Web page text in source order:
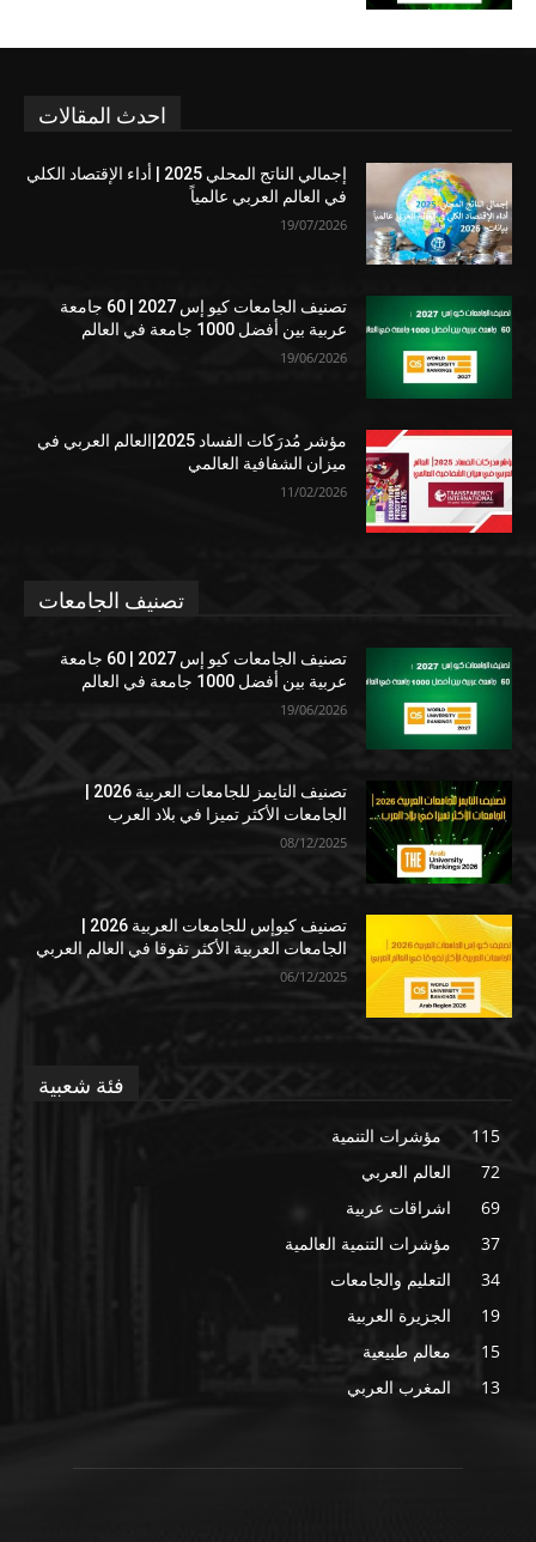
احدث المقالات
إجمالي الناتج المحلي 2025 | أداء الإقتصاد الكلي
في العالم العربي عالمياً
19/07/2026
تصنيف الجامعات كيو إس 2027 | 60 جامعة
عربية بين أفضل 1000 جامعة في العالم
19/06/2026
مؤشر مُدرَكات الفساد 2025|العالم العربي في
ميزان الشفافية العالمي
11/02/2026
تصنيف الجامعات
تصنيف الجامعات كيو إس 2027 | 60 جامعة
عربية بين أفضل 1000 جامعة في العالم
19/06/2026
الجامعات الأكثر تميزا في بلاد العرب
08/12/2025
الجامعات العربية الأكثر تفوقا في العالم العربي
06/12/2025
فئة شعبية
مؤشرات التنمية
115
العالم العربي
72
اشراقات عربية
69
مؤشرات التنمية العالمية
37
التعليم والجامعات
34
الجزيرة العربية
19
معالم طبيعية
15
المغرب العربي
13